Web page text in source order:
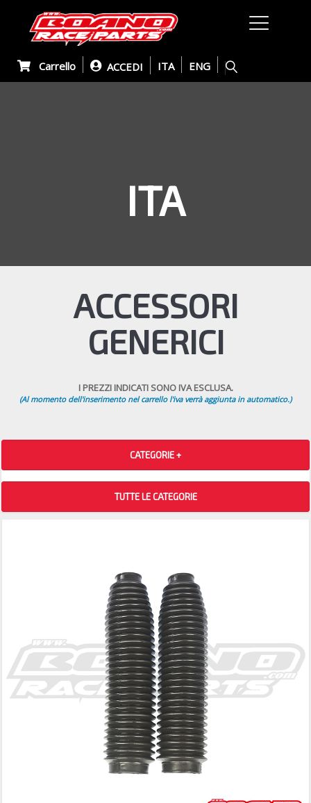
Carrello ACCEDI ITA ENG
ITA
ACCESSORI
GENERICI
I PREZZI INDICATI SONO IVA ESCLUSA.
(Al momento dell'inserimento nel carrello l'iva verrà aggiunta in automatico.)
CATEGORIE +
TUTTE LE CATEGORIE